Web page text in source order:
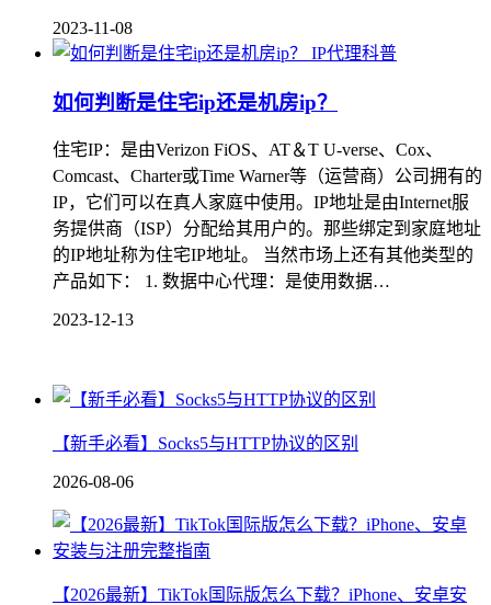
2023-11-08
IP代理科普
如何判断是住宅ip还是机房ip？
住宅IP：是由Verizon FiOS、AT＆T U-verse、Cox、
Comcast、Charter或Time Warner等（运营商）公司拥有的
IP，它们可以在真人家庭中使用。IP地址是由Internet服
务提供商（ISP）分配给其用户的。那些绑定到家庭地址
的IP地址称为住宅IP地址。 当然市场上还有其他类型的
产品如下： 1. 数据中心代理：是使用数据…
2023-12-13
【新手必看】Socks5与HTTP协议的区别
2026-08-06
【2026最新】TikTok国际版怎么下载？iPhone、安卓安